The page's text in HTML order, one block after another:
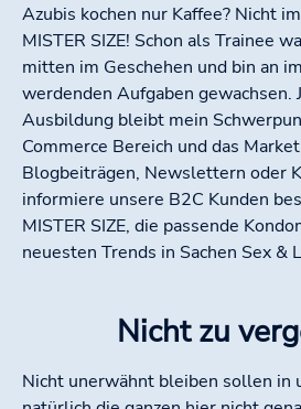
Azubis kochen nur Kaffee? Nicht
MISTER SIZE! Schon als Trainee
mitten im Geschehen und bin an
werdenden Aufgaben gewachsen.
Ausbildung bleibt mein
Commerce Bereich und das
Blogbeiträgen, Newslettern oder
informiere unsere B2C Kunden
MISTER SIZE, die passende
neuesten Trends in Sachen Sex &
Nicht zu
Nicht unerwähnt bleiben sollen in